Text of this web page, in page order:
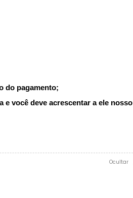
do pagamento;
você deve acrescentar a ele nosso